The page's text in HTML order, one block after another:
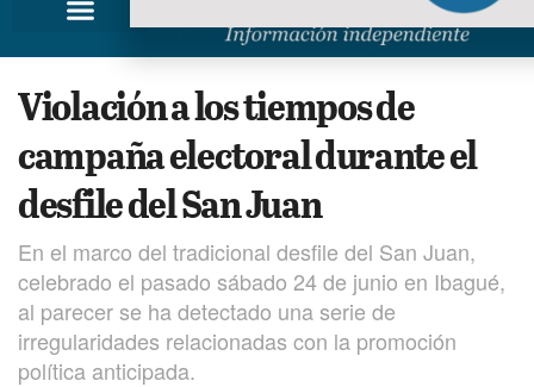
Violación a los tiempos de
campaña electoral durante el
desfile del San Juan
En el marco del tradicional desfile del San Juan,
celebrado el pasado sábado 24 de junio en Ibagué,
al parecer se ha detectado una serie de
irregularidades relacionadas con la promoción
política anticipada.